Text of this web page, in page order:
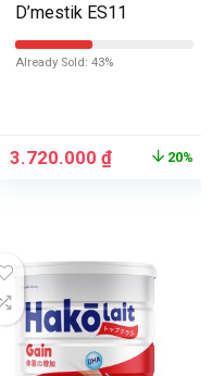
D’mestik ES11
Already Sold: 43%
3.720.000₫ 20%